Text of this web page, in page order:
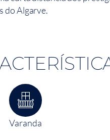
do Algarve.
Varanda